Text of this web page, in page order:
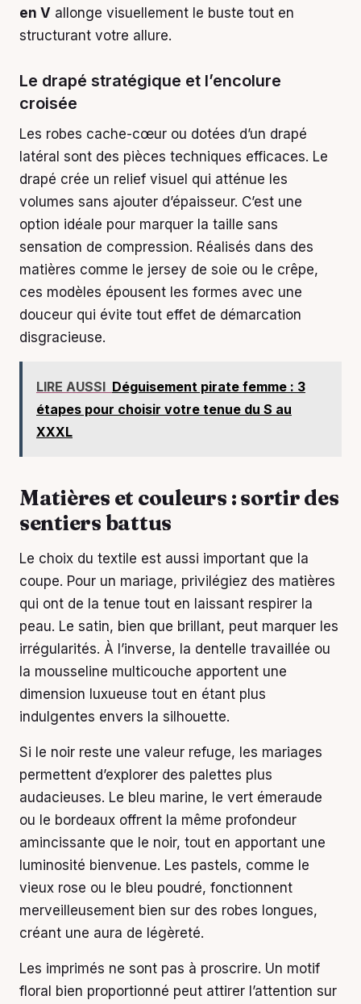
en V allonge visuellement le buste tout en
structurant votre allure.
Le drapé stratégique et l’encolure
croisée
Les robes cache-cœur ou dotées d’un drapé
latéral sont des pièces techniques efficaces. Le
drapé crée un relief visuel qui atténue les
volumes sans ajouter d’épaisseur. C’est une
option idéale pour marquer la taille sans
sensation de compression. Réalisés dans des
matières comme le jersey de soie ou le crêpe,
ces modèles épousent les formes avec une
douceur qui évite tout effet de démarcation
disgracieuse.
LIRE AUSSI Déguisement pirate femme : 3
étapes pour choisir votre tenue du S au
XXXL
Matières et couleurs : sortir des
sentiers battus
Le choix du textile est aussi important que la
coupe. Pour un mariage, privilégiez des matières
qui ont de la tenue tout en laissant respirer la
peau. Le satin, bien que brillant, peut marquer les
irrégularités. À l’inverse, la dentelle travaillée ou
la mousseline multicouche apportent une
dimension luxueuse tout en étant plus
indulgentes envers la silhouette.
Si le noir reste une valeur refuge, les mariages
permettent d’explorer des palettes plus
audacieuses. Le bleu marine, le vert émeraude
ou le bordeaux offrent la même profondeur
amincissante que le noir, tout en apportant une
luminosité bienvenue. Les pastels, comme le
vieux rose ou le bleu poudré, fonctionnent
merveilleusement bien sur des robes longues,
créant une aura de légèreté.
Les imprimés ne sont pas à proscrire. Un motif
floral bien proportionné peut attirer l’attention sur